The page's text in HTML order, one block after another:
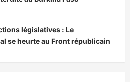
législatives : Le
se heurte au Front républicain